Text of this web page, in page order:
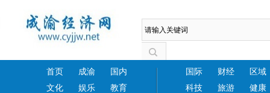
首页 成渝
国内
文化
娱乐 教育
国际 财经
区域
科技
旅游 健康